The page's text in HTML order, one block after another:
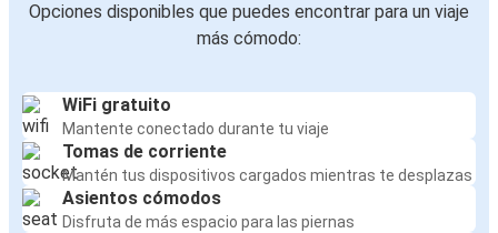
Opciones disponibles que puedes encontrar para un viaje
más cómodo:
WiFi gratuito
Mantente conectado durante tu viaje
Tomas de corriente
Mantén tus dispositivos cargados mientras te desplazas
Asientos cómodos
Disfruta de más espacio para las piernas